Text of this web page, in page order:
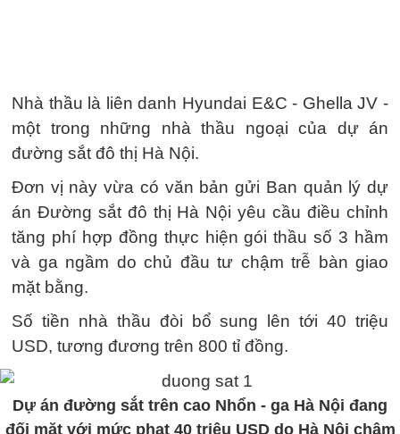
Nhà thầu là liên danh Hyundai E&C - Ghella JV -
một trong những nhà thầu ngoại của dự án
đường sắt đô thị Hà Nội.
Đơn vị này vừa có văn bản gửi Ban quản lý dự
án Đường sắt đô thị Hà Nội yêu cầu điều chỉnh
tăng phí hợp đồng thực hiện gói thầu số 3 hầm
và ga ngầm do chủ đầu tư chậm trễ bàn giao
mặt bằng.
Số tiền nhà thầu đòi bổ sung lên tới 40 triệu
USD, tương đương trên 800 tỉ đồng.
Dự án đường sắt trên cao Nhổn - ga Hà Nội đang
đối mặt với mức phạt 40 triệu USD do Hà Nội chậm